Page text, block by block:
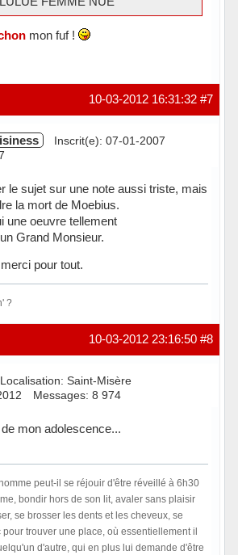
mon fuf !
#7
10-03-2012 16:31:32
Inscrit(e): 07-01-2007
le sujet sur une note aussi triste, mais
la mort de Moebius.
une oeuvre tellement
Grand Monsieur.
pour tout.
?
#8
10-03-2012 23:16:50
Localisation: Saint-Misère
Messages: 8 974
mon adolescence...
peut-il se réjouir d'être réveillé à 6h30
bondir hors de son lit, avaler sans plaisir
se brosser les dents et les cheveux, se
trouver une place, où essentiellement il
d'autre, qui en plus lui demande d'être